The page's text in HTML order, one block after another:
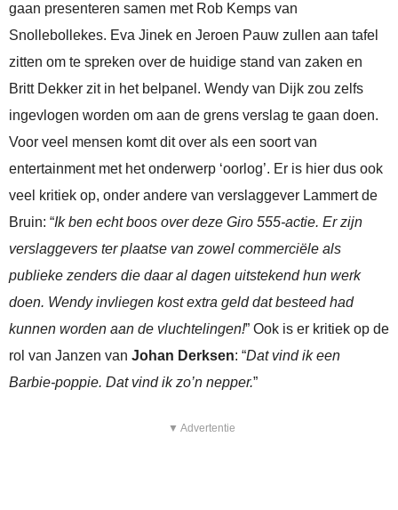
gaan presenteren samen met Rob Kemps van
Snollebollekes. Eva Jinek en Jeroen Pauw zullen aan tafel
zitten om te spreken over de huidige stand van zaken en
Britt Dekker zit in het belpanel. Wendy van Dijk zou zelfs
ingevlogen worden om aan de grens verslag te gaan doen.
Voor veel mensen komt dit over als een soort van
entertainment met het onderwerp ‘oorlog’. Er is hier dus ook
veel kritiek op, onder andere van verslaggever Lammert de
Bruin: “Ik ben echt boos over deze Giro 555-actie. Er zijn
verslaggevers ter plaatse van zowel commerciële als
publieke zenders die daar al dagen uitstekend hun werk
doen. Wendy invliegen kost extra geld dat besteed had
kunnen worden aan de vluchtelingen!” Ook is er kritiek op de
rol van Janzen van Johan Derksen: “Dat vind ik een
Barbie-poppie. Dat vind ik zo’n nepper.”
▼ Advertentie